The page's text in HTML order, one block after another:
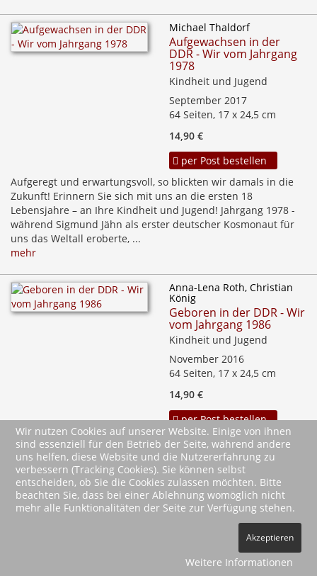
Michael Thaldorf
Aufgewachsen in der
DDR - Wir vom Jahrgang
1978
Kindheit und Jugend
September 2017
64 Seiten, 17 x 24,5 cm
14,90 €
per Post bestellen
Aufgeregt und erwartungsvoll, so blickten wir damals in die
Zukunft! Erinnern Sie sich mit uns an die ersten 18
Lebensjahre – an Ihre Kindheit und Jugend! Jahrgang 1978 -
während Sigmund Jähn als erster deutscher Kosmonaut für
uns das Weltall eroberte, ...
mehr
Anna-Lena Roth, Christian
König
Geboren in der DDR - Wir
vom Jahrgang 1986
Kindheit und Jugend
November 2016
64 Seiten, 17 x 24,5 cm
14,90 €
per Post bestellen
Aufgeregt und erwartungsvoll, so blickten wir damals in die
Zukunft! Erinnern Sie sich mit uns an die ersten 18
Lebensjahre – an Ihre Kindheit und Jugend! Jahrgang 1986 -
geboren in der DDR, aufgewachsen im vereinten
Deutschland. Unser Lieblingsspielzeug ...
mehr
Aufgewachsen in der
Wir nutzen Cookies auf unserer Website. Einige von ihnen
sind essenziell für den Betrieb der Seite, während andere
uns helfen, diese Website und die Nutzererfahrung zu
verbessern (Tracking Cookies). Sie können selbst
entscheiden, ob Sie die Cookies zulassen möchten. Bitte
beachten Sie, dass bei einer Ablehnung womöglich nicht
mehr alle Funktionalitäten der Seite zur Verfügung stehen.
Akzeptieren
Weitere Informationen